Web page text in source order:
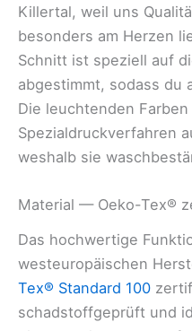
Killertal, weil uns
besonders am Herzen
Schnitt ist speziell auf
abgestimmt, sodass du
Die leuchtenden
Spezialdruckverfahren
weshalb sie
Material — Oeko-Tex®
Das hochwertige
westeuropäischen
Tex® Standard 100
schadstoffgeprüft und